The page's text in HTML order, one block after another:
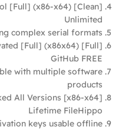
[Full] (x86-x64) [Clean]
Unlimited
complex serial formats
[Full] (x86x64) [Full]
GitHub FREE
with multiple software
products
All Versions [x86-x64]
Lifetime FileHippo
keys usable offline